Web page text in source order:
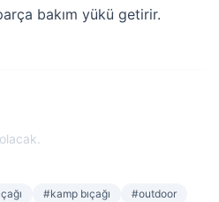
bakım yükü getirir.
#kamp bıçağı #outdoor